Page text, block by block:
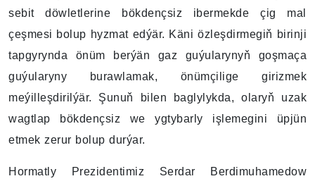
sebit döwletlerine bökdençsiz ibermekde çig mal
çeşmesi bolup hyzmat edýär. Käni özleşdirmegiň birinji
tapgyrynda önüm berýän gaz guýularynyň goşmaça
guýularyny burawlamak, önümçilige girizmek
meýilleşdirilýär. Şunuň bilen baglylykda, olaryň uzak
wagtlap bökdençsiz we ygtybarly işlemegini üpjün
etmek zerur bolup durýar.
Hormatly Prezidentimiz Serdar Berdimuhamedow